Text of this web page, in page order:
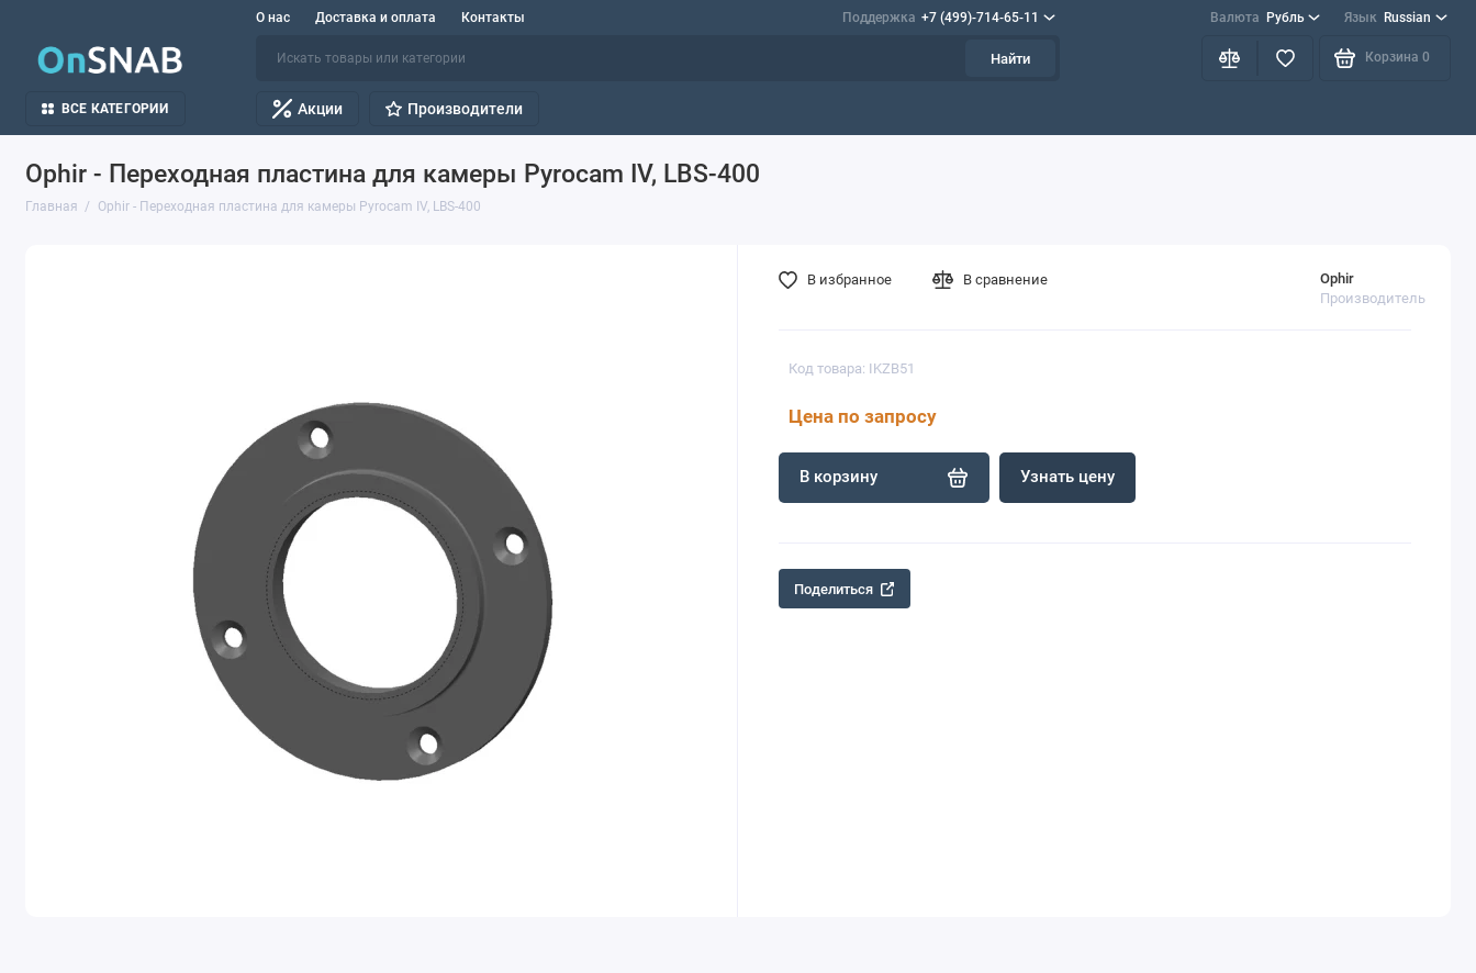
О нас Доставка и оплата Контакты Поддержка +7 (499)-714-65-11 Валюта Рубль Язык Russian
Найти Корзина 0
ВСЕ КАТЕГОРИИ Акции Производители
Ophir - Переходная пластина для камеры Pyrocam IV, LBS-400
Главная Ophir - Переходная пластина для камеры Pyrocam IV, LBS-400
Код товара: IKZB51
Цена по запросу
Ophir
Производитель
В корзину Узнать цену
В избранное В сравнение
Поделиться